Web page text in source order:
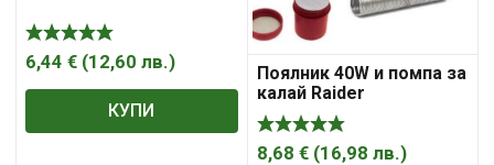
6,44 € (12,60 лв.)
КУПИ
Поялник 40W и помпа за
калай Raider
8,68 € (16,98 лв.)